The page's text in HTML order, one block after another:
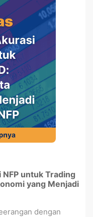
untuk Trading
yang Menjadi
dengan